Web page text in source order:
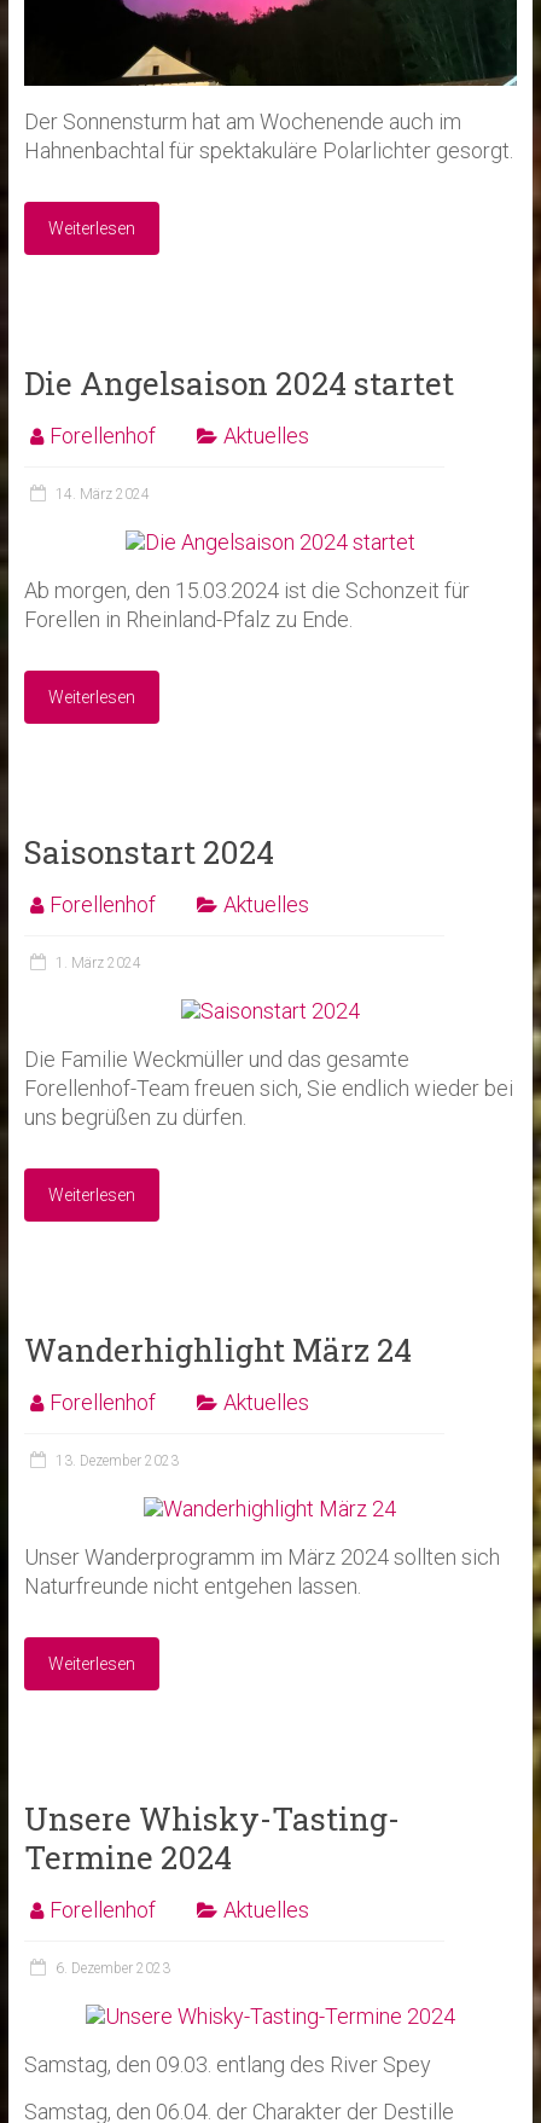
Der Sonnensturm hat am Wochenende auch im
Hahnenbachtal für spektakuläre Polarlichter gesorgt.
Weiterlesen
Die Angelsaison 2024 startet
Forellenhof Aktuelles
14. März 2024
Ab morgen, den 15.03.2024 ist die Schonzeit für
Forellen in Rheinland-Pfalz zu Ende.
Weiterlesen
Saisonstart 2024
Forellenhof Aktuelles
1. März 2024
Die Familie Weckmüller und das gesamte
Forellenhof-Team freuen sich, Sie endlich wieder bei
uns begrüßen zu dürfen.
Weiterlesen
Wanderhighlight März 24
Forellenhof Aktuelles
13. Dezember 2023
Unser Wanderprogramm im März 2024 sollten sich
Naturfreunde nicht entgehen lassen.
Weiterlesen
Unsere Whisky-Tasting-
Termine 2024
Forellenhof Aktuelles
6. Dezember 2023
Samstag, den 09.03. entlang des River Spey
Samstag, den 06.04. der Charakter der Destille